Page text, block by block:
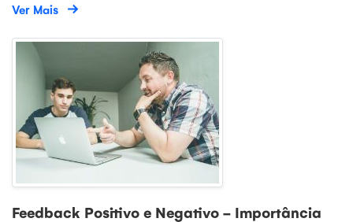
Ver Mais
Feedback Positivo e Negativo - Importância